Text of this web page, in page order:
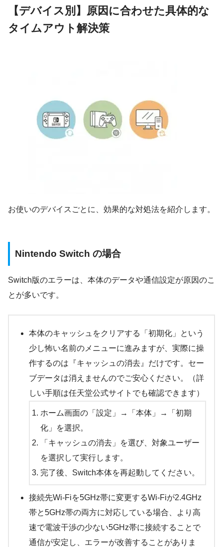
【デバイス別】原因に合わせた具体的な
タイムアウト解決策
お使いのデバイスごとに、効果的な対処法を紹介します。
Nintendo Switch の場合
Switch版のエラーは、本体のデータや通信設定が原因のこ
とが多いです。
本体のキャッシュをクリアする「初期化」という
少し怖い名前のメニューに進みますが、実際に操
作するのは『キャッシュの消去』だけです。セー
ブデータは消えませんのでご安心ください。（詳
しい手順は任天堂公式サイトでも確認できます）
ホーム画面の「設定」→「本体」→「初期
化」を選択。
「キャッシュの消去」を選び、対象ユーザー
を選択して実行します。
完了後、Switch本体を再起動してください。
接続先Wi-Fiを5GHz帯に変更するWi-Fiが2.4GHz
帯と5GHz帯の両方に対応している場合、より高
速で電波干渉の少ない5GHz帯に接続することで
通信が安定し、エラーが改善することがありま